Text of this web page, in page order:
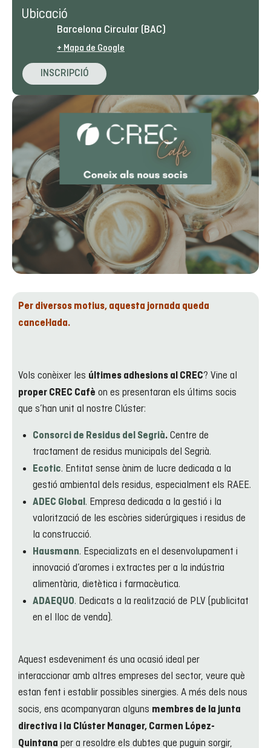
Ubicació
Barcelona Circular (BAC)
+ Mapa de Google
INSCRIPCIÓ
Per diversos motius, aquesta jornada queda
cancel·lada.
Vols conèixer les últimes adhesions al CREC? Vine al
proper CREC Cafè on es presentaran els últims socis
que s’han unit al nostre Clúster:
Consorci de Residus del Segrià. Centre de
tractament de residus municipals del Segrià.
Ecotic. Entitat sense ànim de lucre dedicada a la
gestió ambiental dels residus, especialment els RAEE.
ADEC Global . Empresa dedicada a la gestió i la
valorització de les escòries siderúrgiques i residus de
la construcció.
Hausmann. Especializats en el desenvolupament i
innovació d’aromes i extractes per a la indústria
alimentària, dietètica i farmacèutica.
ADAEQUO. Dedicats a la realització de PLV (publicitat
en el lloc de venda).
Aquest esdeveniment és una ocasió ideal per
interaccionar amb altres empreses del sector, veure què
estan fent i establir possibles sinergies. A més dels nous
socis, ens acompanyaran alguns membres de la junta
directiva i la Clúster Manager, Carmen López-
Quintana per a resoldre els dubtes que puguin sorgir,